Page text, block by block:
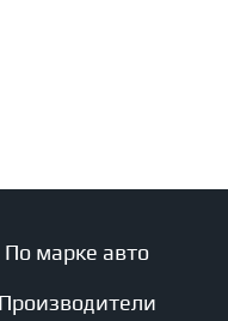
По марке авто
Производители